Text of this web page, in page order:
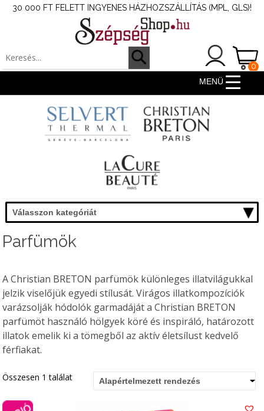
30 000 FT FELETT INGYENES HÁZHOZSZÁLLÍTÁS (MPL, GLS)!
0
MENÜ
Válasszon kategóriát
Parfümök
A Christian BRETON parfümök különleges illatvilágukkal
jelzik viselőjük egyedi stílusát. Virágos illatkompozíciók
varázsolják hódolók garmadáját a Christian BRETON
parfümöt használó hölgyek köré és inspiráló, határozott
illatok emelik ki a tömegből az aktív életsílust kedvelő
férfiakat.
Összesen 1 találat Alapértelmezett rendezés